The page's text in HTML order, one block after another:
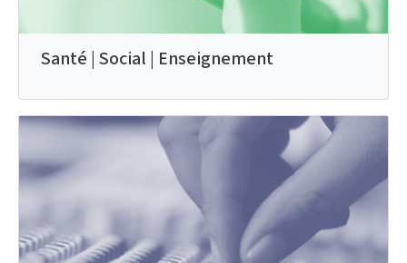
Santé | Social | Enseignement